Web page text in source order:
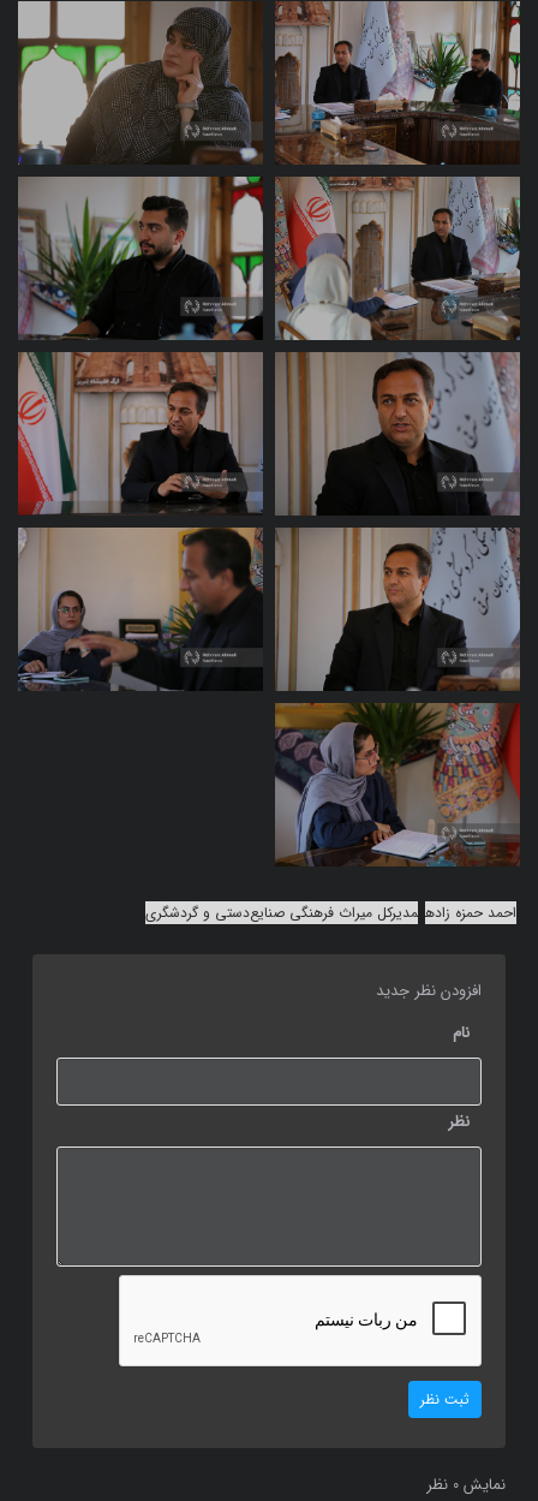
احمد حمزه زاده مدیرکل میراث فرهنگی صنایع‌دستی و گردشگری
افزودن نظر جدید
نام
نظر
ثبت نظر
نمایش 0 نظر